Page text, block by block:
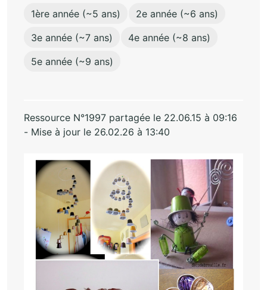
1ère année (~5 ans)
2e année (~6 ans)
3e année (~7 ans)
4e année (~8 ans)
5e année (~9 ans)
Ressource N°1997 partagée le 22.06.15 à 09:16
- Mise à jour le 26.02.26 à 13:40